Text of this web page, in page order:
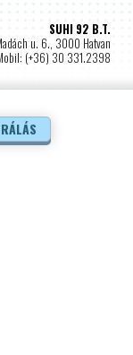
SUHI 92 B.T.
u. 6., 3000 Hatvan
(+36) 30 331.2398